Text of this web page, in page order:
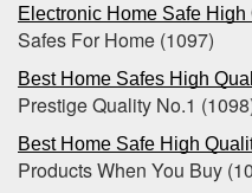
Electronic Home Safe
Safes For Home (1097)
Best Home Safes High
Prestige Quality No.1
Best Home Safe High
Products When You Buy